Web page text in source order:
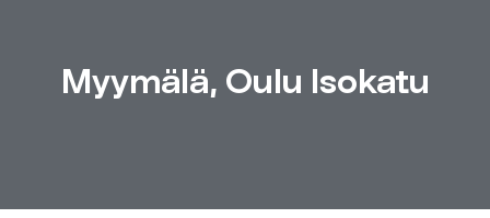
Myymälä, Oulu Isokatu